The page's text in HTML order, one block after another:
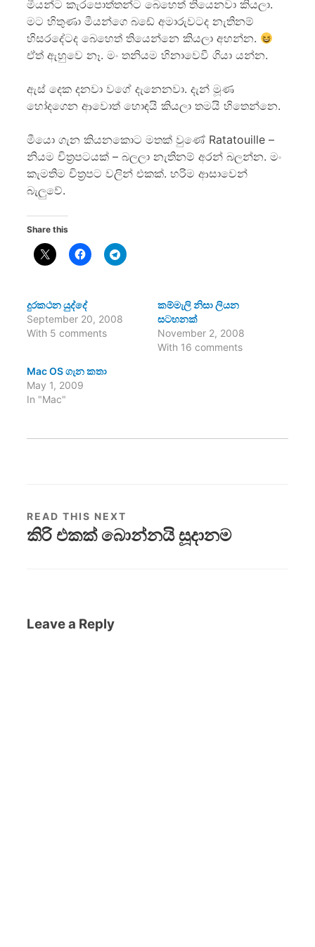
මීයන්ට කැරපොත්තන්ට බෙහෙත් තියෙනවා කියලා.
මට හිතුණා මීයන්ගෙ බඩේ අමාරුවටද නැතිනම්
හිස‍රදේටද බෙහෙත් තියෙන්නෙ කියලා අහන්න.
ඒත් ඇහුවෙ නෑ. මං තනියම හිනාවෙවී ගියා යන්න.
ඇස් දෙක දනවා වගේ දැනෙනවා. දැන් මූණ
හෝදගෙන ආවොත් හොඳයි කියලා තමයි හිතෙන්නෙ.
මීයො ගැන කියනකොට මතක් වුණේ Ratatouille –
නියම චිත්‍රපටයක් – බලලා නැතිනම් අරන් බලන්න. මං
කැමතිම චිත්‍රපට වලින් එකක්. හරිම ආසාවෙන්
බැලුවේ.
Share this
දුරකථන යුද්දේ
September 20, 2008
With 5 comments
කම්මැලි නිසා ලියන
සටහනක්
November 2, 2008
With 16 comments
Mac OS ගැන කතා
May 1, 2009
In "Mac"
READ THIS NEXT
කිරි එකක් බොන්නයි සූදානම
Leave a Reply